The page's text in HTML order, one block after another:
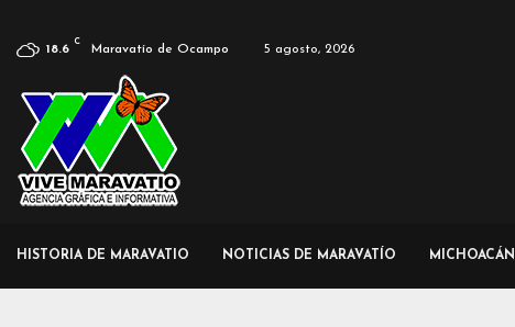
18.6
C
Maravatío de Ocampo 5 agosto, 2026
HISTORIA DE MARAVATIO NOTICIAS DE MARAVATÍO MICHOACÁN